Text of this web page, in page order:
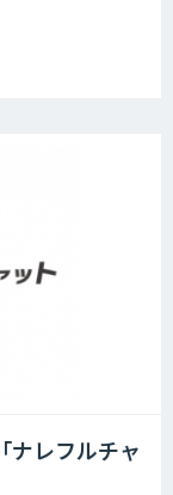
ナレフルチャ